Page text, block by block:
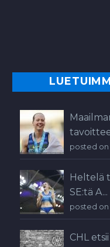
posted on
Heltelä
SE:tä A...
posted on
CHL